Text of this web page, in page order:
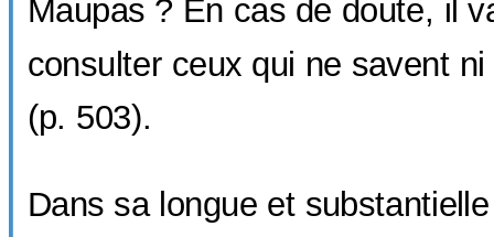
Maupas ? En cas de doute, il
consulter ceux qui ne savent
(p. 503).
Dans sa longue et